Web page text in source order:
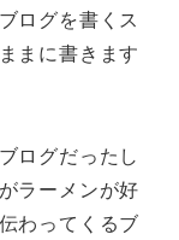
ログを書くス
まに書きます
ログだったし
ラーメンが好
わってくるブ